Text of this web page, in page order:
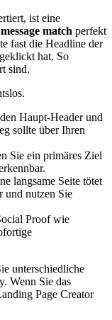
ist eine
message match perfekt
fast die Headline der
hat. So
sind.
Haupt-Header und
sollte über Ihren
Sie ein primäres Ziel
langsame Seite tötet
und nutzen Sie
Proof wie
unterschiedliche
Wenn Sie das
Page Creator